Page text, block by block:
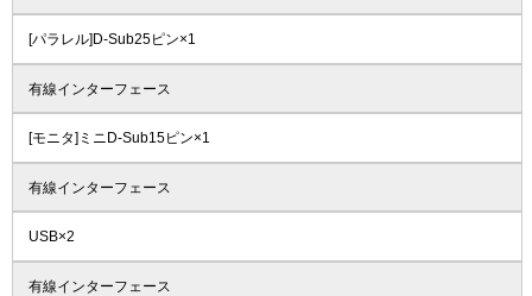
[パラレル]D-Sub25ピン×1
有線インターフェース
[モニタ]ミニD-Sub15ピン×1
有線インターフェース
USB×2
有線インターフェース